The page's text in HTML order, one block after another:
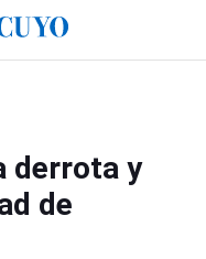
derrota y
de